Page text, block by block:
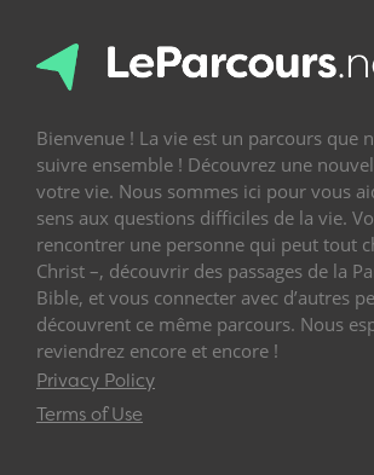
Bienvenue ! La vie est un parcours que
suivre ensemble ! Découvrez une
votre vie. Nous sommes ici pour vous
sens aux questions difficiles de la vie.
rencontrer une personne qui peut tout
Christ –, découvrir des passages de la
Bible, et vous connecter avec d’autres
découvrent ce même parcours. Nous
reviendrez encore et encore !
Privacy Policy
Terms of Use